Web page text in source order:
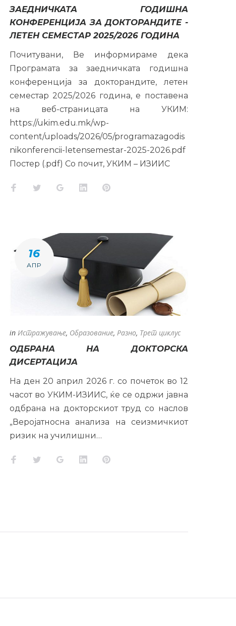
ЗАЕДНИЧКАТА ГОДИШНА
КОНФЕРЕНЦИЈА ЗА ДОКТОРАНДИТЕ -
ЛЕТЕН СЕМЕСТАР 2025/2026 ГОДИНА
Почитувани, Ве информираме дека
Програмата за заедничката годишна
конференција за докторандите, летен
семестар 2025/2026 година, е поставена
на веб-страницата на УКИМ:
https://ukim.edu.mk/wp-
content/uploads/2026/05/programazagodis
nikonferencii-letensemestar-2025-2026.pdf
Постер (.pdf) Со почит, УКИМ – ИЗИИС
Facebook
TwitterGoogle+LinkedInPinterest
16
АПР
in Истражување, Образование, Разно, Трет циклус
ОДБРАНА НА ДОКТОРСКА
ДИСЕРТАЦИЈА
На ден 20 април 2026 г. со почеток во 12
часот во УКИМ-ИЗИИС, ќе се одржи јавна
одбрана на докторскиот труд со наслов
„Веројатносна анализа на сеизмичкиот
ризик на училишни…
Facebook
TwitterGoogle+LinkedInPinterest